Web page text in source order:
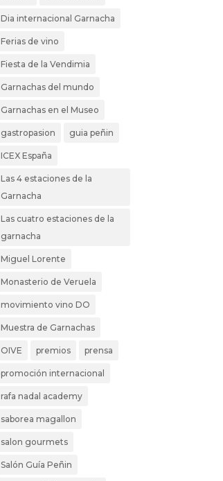
Dia internacional Garnacha
Ferias de vino
Fiesta de la Vendimia
Garnachas del mundo
Garnachas en el Museo
gastropasion guia peñin
ICEX España
Las 4 estaciones de la
Garnacha
Las cuatro estaciones de la
garnacha
Miguel Lorente
Monasterio de Veruela
movimiento vino DO
Muestra de Garnachas
OIVE premios prensa
promoción internacional
rafa nadal academy
saborea magallon
salon gourmets
Salón Guía Peñin